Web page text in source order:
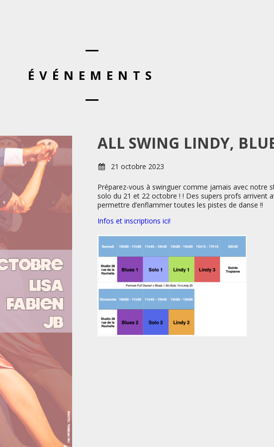
ÉVÉNEMENTS
ALL SWING LINDY,
21 octobre 2023
Préparez-vous à swinguer comme jamais avec notre
solo du 21 et 22 octobre ! ! Des supers profs arrivent
permettre d’enflammer toutes les pistes de danse !!
Infos et inscriptions ici!